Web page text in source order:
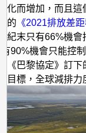
化而增加，而且這
的 《2021排放差距
紀末只有66%機
90%機會只能控
《巴黎協定》訂
目標，全球減排力